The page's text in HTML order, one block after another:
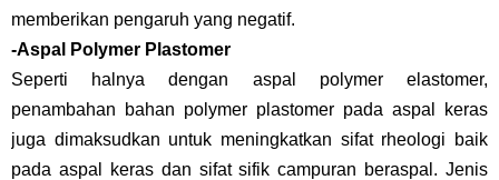
memberikan pengaruh yang negatif.
-Aspal Polymer Plastomer
Seperti halnya dengan aspal polymer elastomer,
penambahan bahan polymer plastomer pada aspal keras
juga dimaksudkan untuk meningkatkan sifat rheologi baik
pada aspal keras dan sifat sifik campuran beraspal. Jenis